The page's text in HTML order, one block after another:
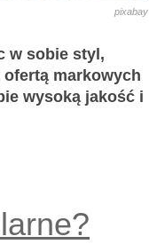
pixabay
w sobie styl,
markowych
wysoką jakość i